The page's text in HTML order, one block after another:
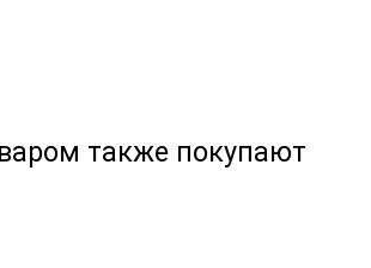
также покупают